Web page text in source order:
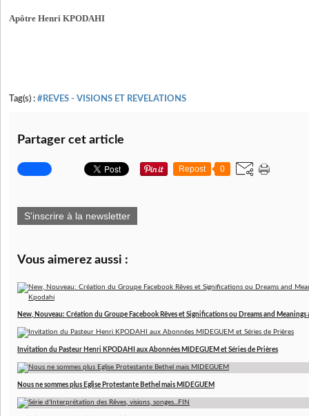
Apôtre Henri KPODAHI
Tag(s) : #REVES - VISIONS ET REVELATIONS
Partager cet article
Repost 0
S'inscrire à la newsletter
Vous aimerez aussi :
New, Nouveau: Création du Groupe Facebook Rêves et Significations ou Dreams and
Invitation du Pasteur Henri KPODAHI aux Abonnées MIDEGUEM et Séries de Prières
Nous ne sommes plus Eglise Protestante Bethel mais MIDEGUEM